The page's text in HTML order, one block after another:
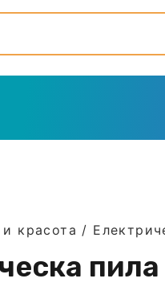
красота /